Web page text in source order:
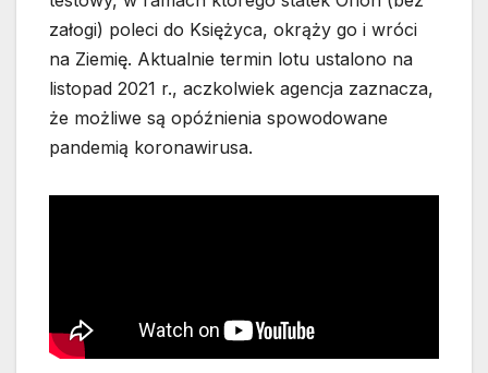
załogi) poleci do Księżyca, okrąży go i wróci
na Ziemię. Aktualnie termin lotu ustalono na
listopad 2021 r., aczkolwiek agencja zaznacza,
że możliwe są opóźnienia spowodowane
pandemią koronawirusa.